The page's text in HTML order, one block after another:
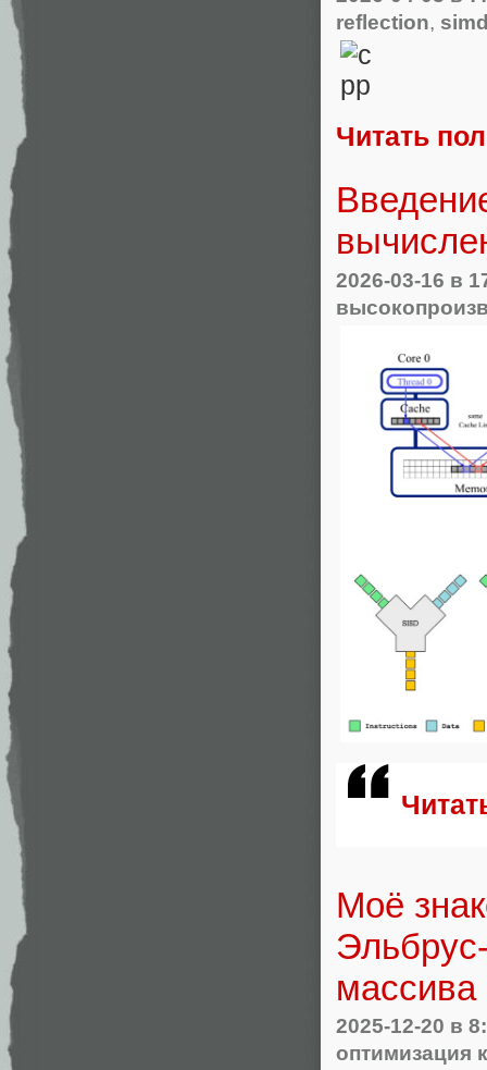
reflection,
Читать
2026-03-16 в
Моё
массива
2025-12-20 в
оптимизация